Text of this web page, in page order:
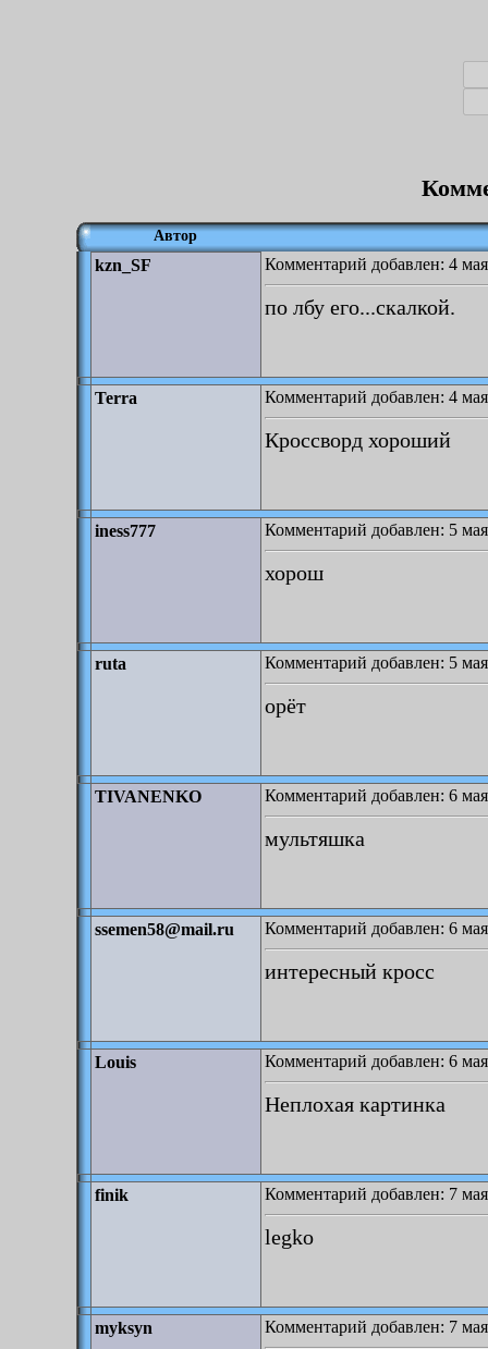
Автор
kzn_SF Комментарий добавлен: 4
по лбу его...скалкой.
Terra Комментарий добавлен: 4
Кроссворд хороший
iness777 Комментарий добавлен: 5
хорош
ruta Комментарий добавлен: 5
орёт
TIVANENKO Комментарий добавлен: 6
мультяшка
ssemen58@mail.ru Комментарий добавлен: 6
интересный кросс
Louis Комментарий добавлен: 6
Неплохая картинка
finik Комментарий добавлен: 7
legko
myksyn Комментарий добавлен: 7